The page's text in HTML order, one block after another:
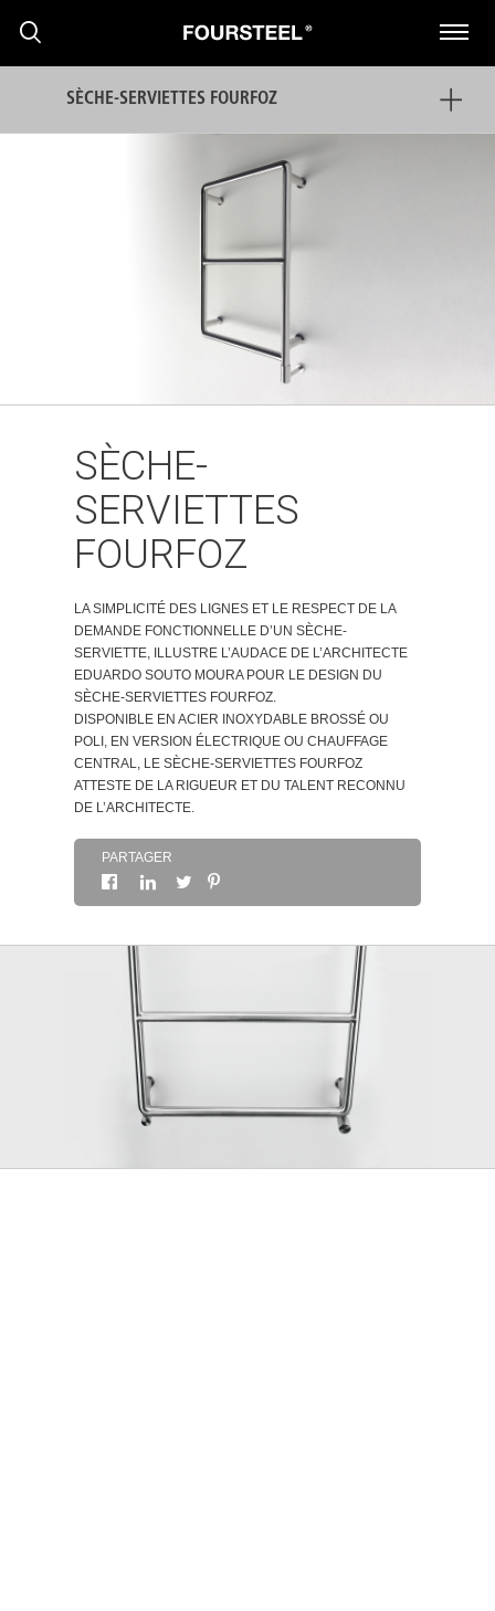
SÈCHE-SERVIETTES FOURFOZ
SÈCHE-
SERVIETTES
FOURFOZ
LA SIMPLICITÉ DES LIGNES ET LE RESPECT DE LA
DEMANDE FONCTIONNELLE D’UN SÈCHE-
SERVIETTE, ILLUSTRE L’AUDACE DE L’ARCHITECTE
EDUARDO SOUTO MOURA POUR LE DESIGN DU
SÈCHE-SERVIETTES FOURFOZ.
DISPONIBLE EN ACIER INOXYDABLE BROSSÉ OU
POLI, EN VERSION ÉLECTRIQUE OU CHAUFFAGE
CENTRAL, LE SÈCHE-SERVIETTES FOURFOZ
ATTESTE DE LA RIGUEUR ET DU TALENT RECONNU
DE L’ARCHITECTE.
PARTAGER
PRESS RELEASE
NOUVELLES
À PROPOS
CONTACT